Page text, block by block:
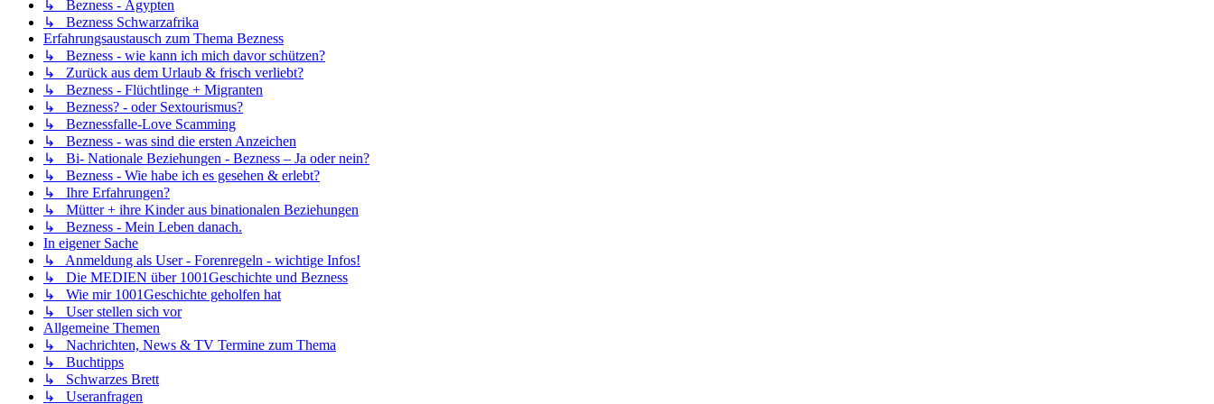
↳ Bezness - Ägypten
↳ Bezness Schwarzafrika
Erfahrungsaustausch zum Thema Bezness
↳ Bezness - wie kann ich mich davor schützen?
↳ Zurück aus dem Urlaub & frisch verliebt?
↳ Bezness - Flüchtlinge + Migranten
↳ Bezness? - oder Sextourismus?
↳ Beznessfalle-Love Scamming
↳ Bezness - was sind die ersten Anzeichen
↳ Bi- Nationale Beziehungen - Bezness – Ja oder nein?
↳ Bezness - Wie habe ich es gesehen & erlebt?
↳ Ihre Erfahrungen?
↳ Mütter + ihre Kinder aus binationalen Beziehungen
↳ Bezness - Mein Leben danach.
In eigener Sache
↳ Anmeldung als User - Forenregeln - wichtige Infos!
↳ Die MEDIEN über 1001Geschichte und Bezness
↳ Wie mir 1001Geschichte geholfen hat
↳ User stellen sich vor
Allgemeine Themen
↳ Nachrichten, News & TV Termine zum Thema
↳ Buchtipps
↳ Schwarzes Brett
↳ Useranfragen